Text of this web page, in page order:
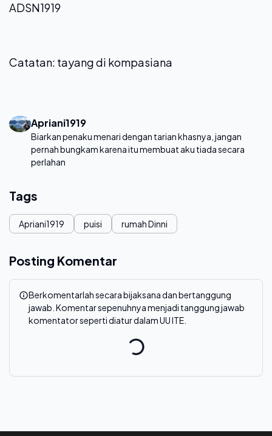
ADSN1919
Catatan: tayang di kompasiana
Apriani1919
Biarkan penaku menari dengan tarian khasnya, jangan
pernah bungkam karena itu membuat aku tiada secara
perlahan
Tags
Apriani1919 puisi rumah Dinni
Posting Komentar
Berkomentarlah secara bijaksana dan bertanggung
jawab. Komentar sepenuhnya menjadi tanggung jawab
komentator seperti diatur dalam UU ITE.